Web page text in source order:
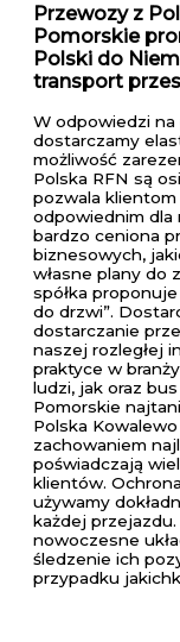
Przewozy z
Pomorskie
Polski do
transport
W odpowiedzi
dostarczamy
możliwość
Polska RFN są
pozwala
odpowiednim dla
bardzo ceniona
biznesowych,
własne plany do
spółka
do drzwi”.
dostarczanie
naszej rozległej
praktyce w
ludzi, jak oraz
Pomorskie
Polska
zachowaniem
poświadczają
klientów.
używamy
każdej
nowoczesne
śledzenie ich
przypadku